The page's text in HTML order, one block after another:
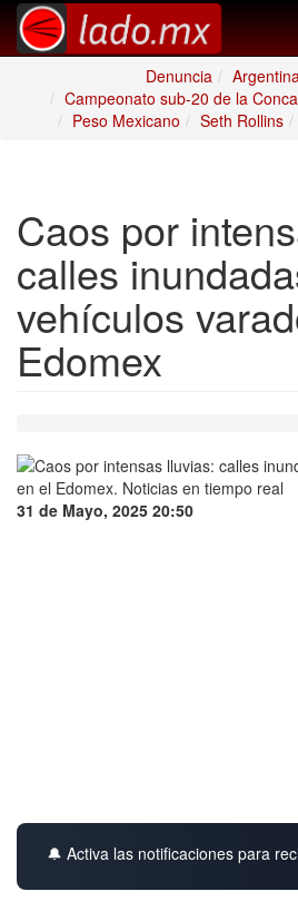
Denuncia
Campeonato sub-20 de la
Peso Mexicano
Seth Rollins
Caos por
calles
vehículos
Edomex
31 de Mayo, 2025 20:50
🔔 Activa las notificaciones para